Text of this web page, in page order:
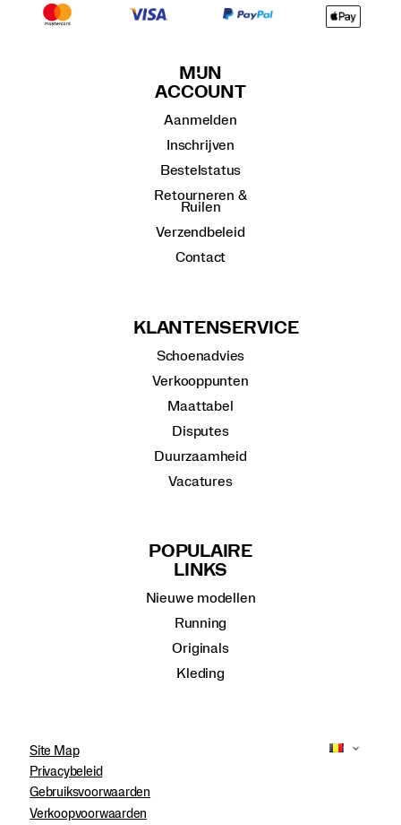
MIJN
ACCOUNT
Aanmelden
Inschrijven
Bestelstatus
Retourneren &
Ruilen
Verzendbeleid
Contact
KLANTENSERVICE
Schoenadvies
Verkooppunten
Maattabel
Disputes
Duurzaamheid
Vacatures
POPULAIRE
LINKS
Nieuwe modellen
Running
Originals
Kleding
Site Map
Privacybeleid
Gebruiksvoorwaarden
Verkoopvoorwaarden